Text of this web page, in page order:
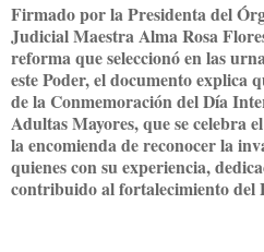
Firmado por la Presidenta del
Judicial Maestra Alma Rosa
reforma que seleccionó en las
este Poder, el documento explica
de la Conmemoración del Día
Adultas Mayores, que se celebra
la encomienda de reconocer la
quienes con su experiencia,
contribuido al fortalecimiento del